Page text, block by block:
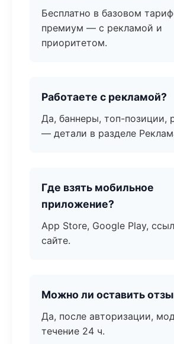
Бесплатно в базовом
премиум — с рекламой и
приоритетом.
Работаете с рекламой?
Да, баннеры, топ-позиции,
— детали в разделе
Где взять мобильное
приложение?
App Store, Google Play,
сайте.
Можно ли оставить
Да, после авторизации,
течение 24 ч.